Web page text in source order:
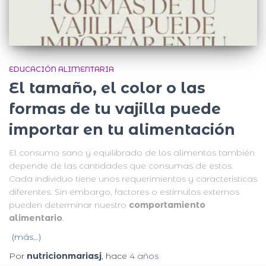
EDUCACIÓN ALIMENTARIA
El tamaño, el color o las
formas de tu vajilla puede
importar en tu alimentación
El consumo sano y equilibrado de los alimentos también
depende de las cantidades que consumas de estos.
Cada individuo tiene unos requerimientos y características
diferentes. Sin embargo, factores o estímulos externos
pueden determinar nuestro comportamiento
alimentario.
(más…)
Por nutricionmariasj, hace 4 años